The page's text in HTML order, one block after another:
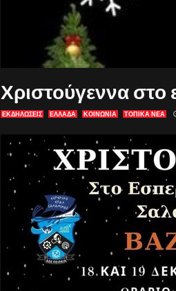
Χριστούγεννα
ΕΚΔΗΛΏΣΕΙΣ ΕΛΛΑΔΑ ΚΟΙΝΩΝΙΑ ΤΟΠΙΚΑ ΝΕΑ